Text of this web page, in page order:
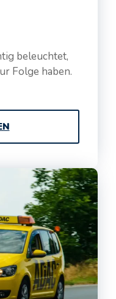
beleuchtet,
Folge haben.